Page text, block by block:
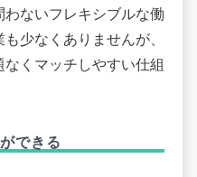
ないフレキシブルな働
少なくありませんが、
くマッチしやすい仕組
できる